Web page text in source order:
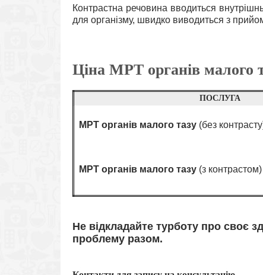
Контрастна речовина вводиться
для організму, швидко виводиться з
Ціна МРТ органів малого
ПОСЛУГА
МРТ органів малого тазу (без
МРТ органів малого тазу (з контрастом)
Не відкладайте турботу про своє
проблему разом.